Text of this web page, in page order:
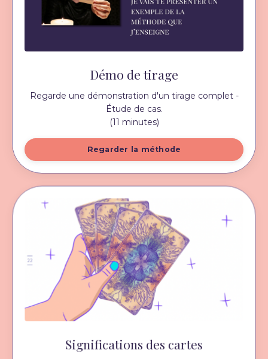
Démo de tirage
Regarde une démonstration d'un tirage complet -
Étude de cas.
(11 minutes)
Regarder la méthode
Significations des cartes